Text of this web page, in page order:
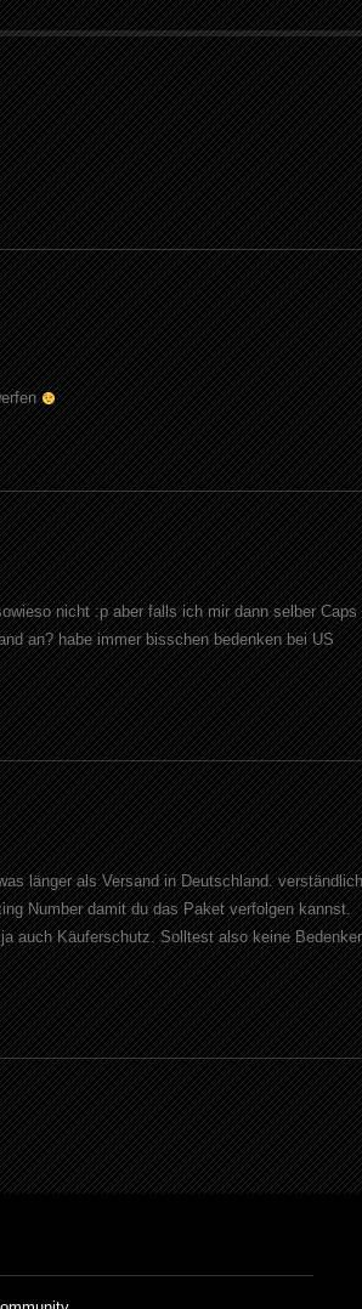
nicht :p aber falls ich mir dann selber Caps
an? habe immer bisschen bedenken bei US
länger als Versand in Deutschland.
Number damit du das Paket verfolgen kannst.
auch Käuferschutz. Solltest also keine